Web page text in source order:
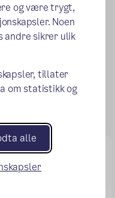
og være trygt,
Noen
andre sikrer ulik
tillater
om statistikk og
alle
Klepp
Fiske